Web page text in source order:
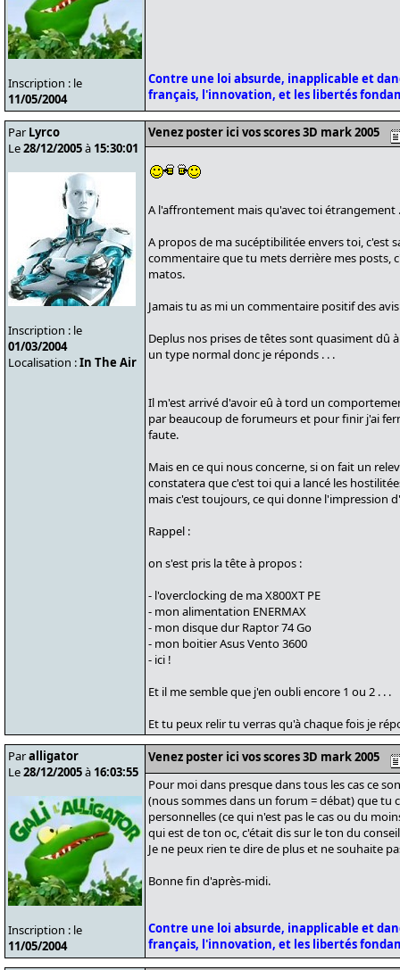
Inscription : le
11/05/2004
Contre une loi absurde, inapplicable et
français, l'innovation, et les libertés
Par Lyrco
Le28/12/2005à 15:30:01
Inscription : le
01/03/2004
Localisation :In The Air
Venez poster ici vos scores 3D mark 2005
A l'affrontement mais qu'avec toi étrangement
A propos de ma sucéptibilitée envers toi, c'est
commentaire que tu mets derrière mes posts,
matos.
Jamais tu as mi un commentaire positif des
Deplus nos prises de têtes sont quasiment dû
un type normal donc je réponds . . .
Il m'est arrivé d'avoir eû à tord un
par beaucoup de forumeurs et pour finir j'ai
faute.
Mais en ce qui nous concerne, si on fait un
constatera que c'est toi qui a lancé les
mais c'est toujours, ce qui donne l'impression
Rappel :
on s'est pris la tête à propos :
- l'overclocking de ma X800XT PE
- mon alimentation ENERMAX
- mon disque dur Raptor 74 Go
- mon boitier Asus Vento 3600
- ici !
Et il me semble que j'en oubli encore 1 ou 2 . . .
Et tu peux relir tu verras qu'à chaque fois je
Paralligator
Le28/12/2005à 16:03:55
Inscription : le
11/05/2004
Venez poster ici vos scores 3D mark 2005
Pour moi dans presque dans tous les cas ce
(nous sommes dans un forum = débat) que tu
personnelles (ce qui n'est pas le cas ou du
qui est de ton oc, c'était dis sur le ton du
Je ne peux rien te dire de plus et ne souhaite
Bonne fin d'après-midi.
Contre une loi absurde, inapplicable et
français, l'innovation, et les libertés